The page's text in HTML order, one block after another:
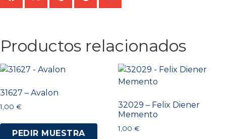
Productos relacionados
31627 – Avalon
1,00 €
PEDIR MUESTRA
32029 – Felix Diener
Memento
1,00 €